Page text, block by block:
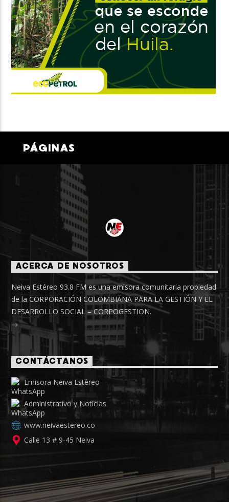
PÁGINAS
ACERCA DE NOSOTROS
Neiva Estéreo 93.8 FM es una emisora comunitaria propiedad
de la CORPORACIÓN COLOMBIANA PARA LA GESTIÓN Y EL
DESARROLLO SOCIAL – CORPOGESTION.
CONTÁCTANOS
Emisora Neiva Estéreo
Administrativo y Noticias
www.neivaestereo.co
Calle 13 # 9-45 Neiva